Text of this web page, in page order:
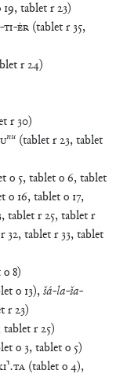
19,tabletr23)
-TI-ÉR (tabletr35,
r24)
r30)
nu (tabletr23,tablet
o 5,tableto6,tablet
o 16,tableto 17,
,tabletr25,tabletr
r32,tabletr33,tablet
o8)
o 13),šá-la-ša-
r23)
tabletr25)
o3,tableto 5)
⸣.TA (tableto4),